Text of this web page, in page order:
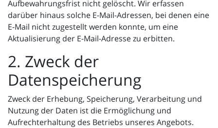
Aufbewahrungsfrist nicht gelöscht. Wir erfassen
darüber hinaus solche E-Mail-Adressen, bei denen eine
E-Mail nicht zugestellt werden konnte, um eine
Aktualisierung der E-Mail-Adresse zu erbitten.
2. Zweck der
Datenspeicherung
Zweck der Erhebung, Speicherung, Verarbeitung und
Nutzung der Daten ist die Ermöglichung und
Aufrechterhaltung des Betriebs unseres Angebots.